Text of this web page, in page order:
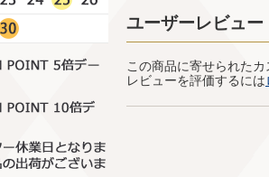
ユーザーレビュー
この商品に寄せられた
レビューを評価するには